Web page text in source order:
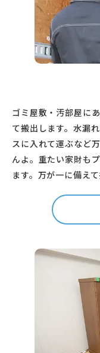
ゴミ屋敷・汚部屋に
て搬出します。水漏
スに入れて運ぶなど
んよ。重たい家財も
ます。万が一に備え